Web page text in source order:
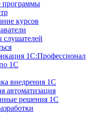
программы
курсов
1С:Профессионал
1С
внедрения 1С
автоматизация
решения 1С